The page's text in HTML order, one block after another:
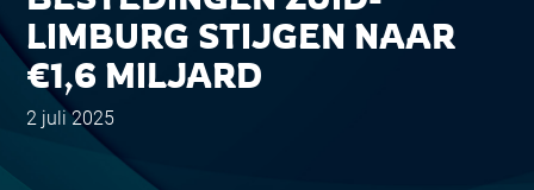
LIMBURG STIJGEN NAAR
€1,6 MILJARD
2 juli 2025